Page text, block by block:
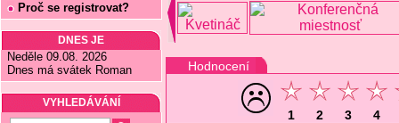
Proč se registrovat?
DNES JE
Neděle 09.08. 2026
Dnes má svátek Roman
VYHLEDÁVÁNÍ
Hodnocení
1 2 3 4